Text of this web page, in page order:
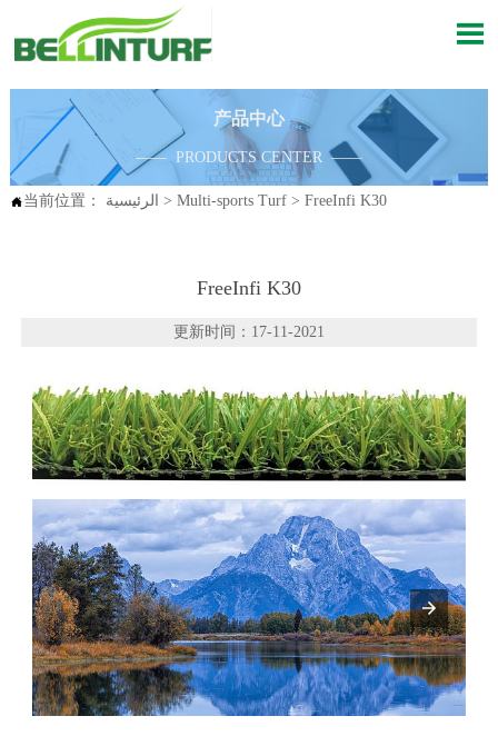

产品中心
—— PRODUCTS CENTER ——
当前位置： الرئيسية > Multi-sports Turf> FreeInfi K30
FreeInfi K30
更新时间：17-11-2021